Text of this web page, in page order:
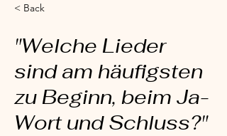
< Back
"Welche Lieder
sind am häufigsten
zu Beginn, beim Ja-
Wort und Schluss?"